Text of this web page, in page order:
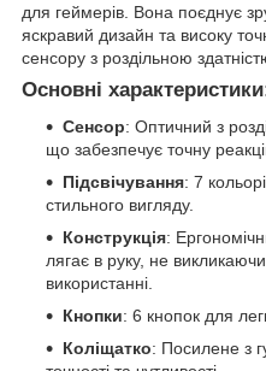
для геймерів. Вона поєднує
яскравий дизайн та високу
сенсору з роздільною
Основні
Сенсор: Оптичний з
що забезпечує точну
Підсвічування: 7
стильного вигляду.
Конструкція:
лягає в руку, не
використанні.
Кнопки: 6 кнопок для
Коліщатко: Посилене з